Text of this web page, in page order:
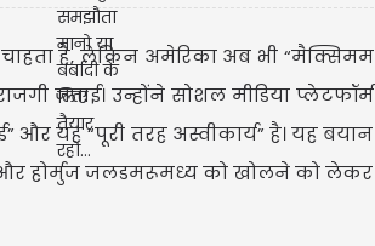
चाहता है, लेकिन अमेरिका अब भी “मैक्सिमम
जताई। उन्होंने सोशल मीडिया प्लेटफॉर्म
और यह “पूरी तरह अस्वीकार्य” है। यह बयान
और होर्मुज जलडमरूमध्य को खोलने को लेकर